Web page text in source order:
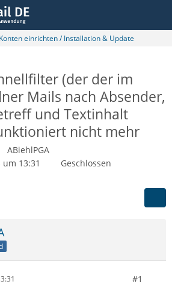
einrichten / Installation & Update
(der der im
Mails nach Absender,
und Textinhalt
nicht mehr
ABiehlPGA
13:31
Geschlossen
#1